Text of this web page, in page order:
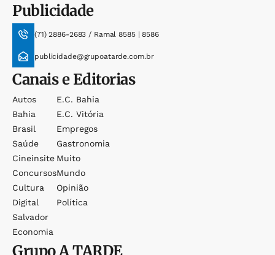
Publicidade
(71) 2886-2683 / Ramal 8585 | 8586
publicidade@grupoatarde.com.br
Canais e Editorias
Autos
Bahia
Brasil
Saúde
Cineinsite
Concursos
Cultura
Digital
Salvador
Economia
E.c. Bahia
E.c. Vitória
Empregos
Gastronomia
Muito
Mundo
Opinião
Política
GrupoA TARDE